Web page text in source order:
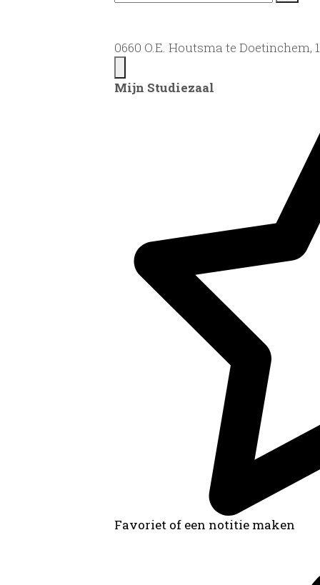
0660 O.E. Houtsma te Doetinchem,
Mijn Studiezaal
Favoriet of een notitie maken